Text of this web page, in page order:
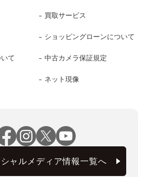
買取サービス
ショッピングローンについて
て 中古カメラ保証規定
ネット現像
ャルメディア情報一覧へ